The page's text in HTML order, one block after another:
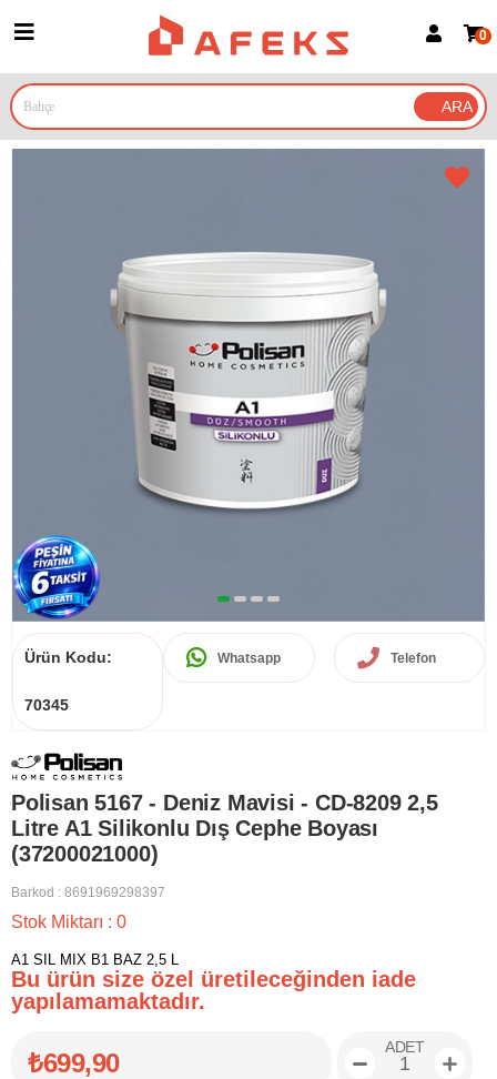
Google İle Bağlan
0
Ürün Kodu:
70345
Whatsapp Telefon
Polisan 5167 - Deniz Mavisi - CD-8209 2,5
Litre A1 Silikonlu Dış Cephe Boyası
(37200021000)
Barkod : 8691969298397
Stok Miktarı : 0
A1 SIL MIX B1 BAZ 2,5 L
Bu ürün size özel üretileceğinden iade
yapılamamaktadır.
₺699,90
ADET